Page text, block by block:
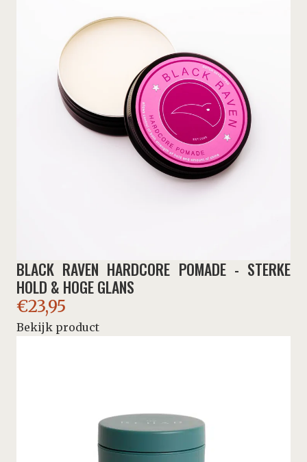
BLACK RAVEN HARDCORE POMADE - STERKE
HOLD & HOGE GLANS
€23,95
Bekijk product